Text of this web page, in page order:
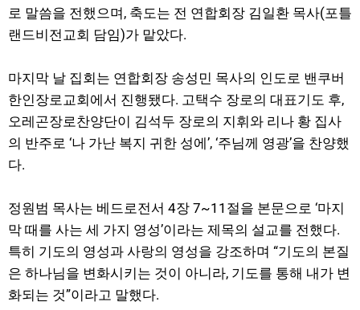
로 말씀을 전했으며, 축도는 전 연합회장 김일환 목사(포틀
랜드비전교회 담임)가 맡았다.
마지막 날 집회는 연합회장 송성민 목사의 인도로 밴쿠버
한인장로교회에서 진행됐다. 고택수 장로의 대표기도 후,
오레곤장로찬양단이 김석두 장로의 지휘와 리나 황 집사
의 반주로 ‘나 가난 복지 귀한 성에’, ‘주님께 영광’을 찬양했
다.
정원범 목사는 베드로전서 4장 7~11절을 본문으로 ‘마지
막 때를 사는 세 가지 영성’이라는 제목의 설교를 전했다.
특히 기도의 영성과 사랑의 영성을 강조하며 “기도의 본질
은 하나님을 변화시키는 것이 아니라, 기도를 통해 내가 변
화되는 것”이라고 말했다.